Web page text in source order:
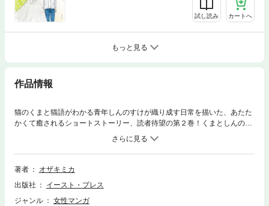
試し読み カートへ
もっと見る
作品情報
猫のくまと猫語がわかる青年しんのすけが織り成す日常を描いた、あたた
かくて癒されるショートストーリー、読者待望の第２巻！くまとしんのす
けのほか、ご近所商店街の猫たちとその飼い主のエピソードなど、登場人
物の背景がより深く語られるファン必読の描き下ろしも充実！
著者
オザキミカ
出版社
イースト・プレス
ジャンル
女性マンガ